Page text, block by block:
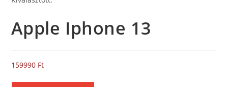
Apple Iphone 13
159990 Ft